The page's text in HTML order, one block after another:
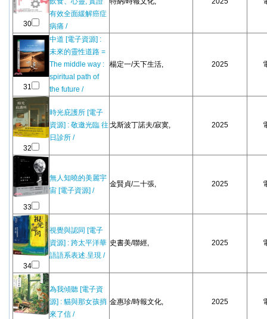
30
有效全面緩解癌症
病痛 /
31
中道 [電子資源] :
未來的靈性道路 =
The middle way :
spiritual path of
the future /
楊定一/天下生活, 2025
32
時光庇護所 [電子
資源] : 敬邀光臨 往
日診所 /
戈斯波丁諾夫/寂寞, 2025
33
無人知曉的美麗宇
宙 [電子資源] /
金賢貞/二十張, 2025
34
視覺與認同 [電子
資源] : 跨太平洋華
語語系表述.呈現 /
史書美/聯經, 2025
為我傾聽 [電子資
源] : 貓與那女孩捎
來了信 /
金惠珍/時報文化, 2025